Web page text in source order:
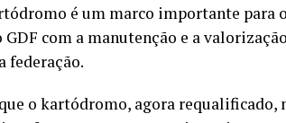
é um marco importante para
com a manutenção e a
federação.
o kartódromo, agora